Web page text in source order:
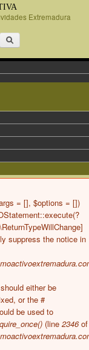
Extremadura
= [], $options = [])
suppress the notice in
either be
or the #
be used to
(line 2346of